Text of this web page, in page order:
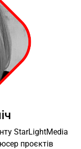
StarLightMedia
проєктів